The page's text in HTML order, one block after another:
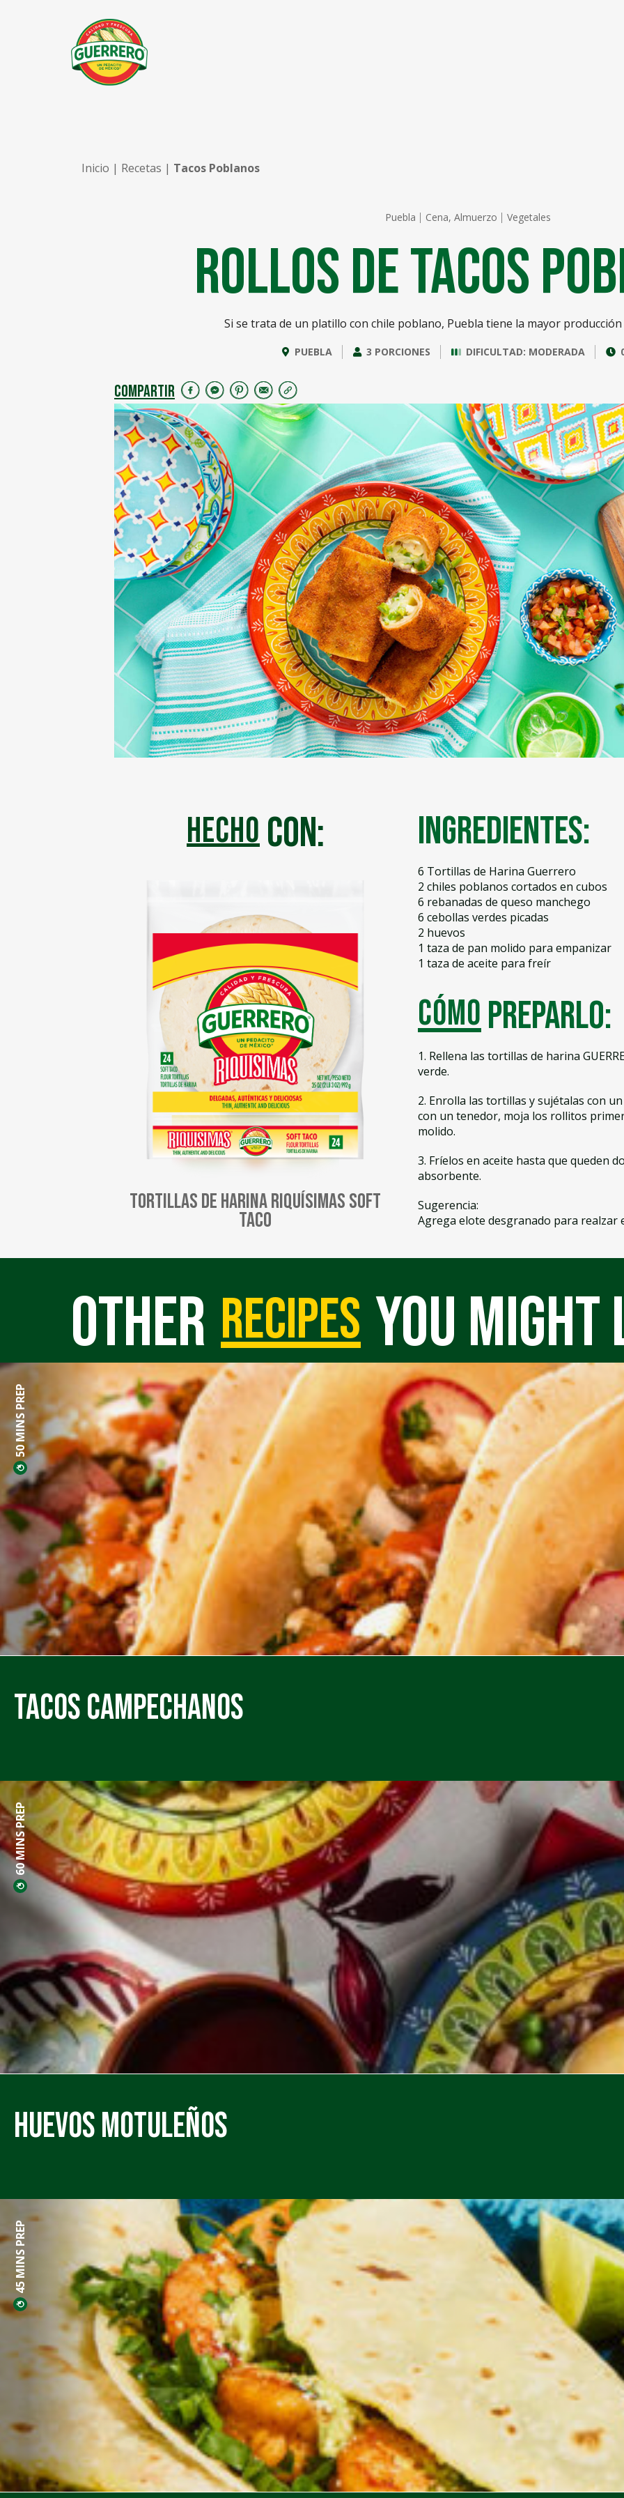
Inicio | Recetas | Tacos Poblanos
Puebla Cena, Almuerzo Vegetales
Rollos de Tacos
Si se trata de un platillo con chile poblano, Puebla tiene la mayor
PUEBLA 3 PORCIONES DIFICULTAD: MODERADA
COMPARTIR
hechocon:
Tortillas de harina Riquísimas Soft
Taco
Ingredientes:
6 Tortillas de Harina Guerrero
2 chiles poblanos cortados en cubos
6 rebanadas de queso manchego
6 cebollas verdes picadas
2 huevos
1 taza de pan molido para empanizar
1 taza de aceite para freír
Cómopreparlo:
1. Rellena las tortillas de harina
verde.
2. Enrolla las tortillas y sujétalas con
con un tenedor, moja los rollitos
molido.
3. Fríelos en aceite hasta que queden
absorbente.
Sugerencia:
Agrega elote desgranado para realzar
Other recipes you
50 MINS PREP
Tacos Campechanos
60 MINS PREP
Huevos Motuleños
45 MINS PREP